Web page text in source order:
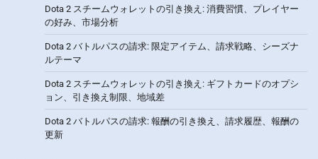
Dota 2 スチームウォレットの引き換え: 消費習慣、プレイヤー
の好み、市場分析
Dota 2 バトルパスの請求: 限定アイテム、請求戦略、シーズナ
ルテーマ
Dota 2 スチームウォレットの引き換え: ギフトカードのオプシ
ョン、引き換え制限、地域差
Dota 2 バトルパスの請求: 報酬の引き換え、請求履歴、報酬の
更新